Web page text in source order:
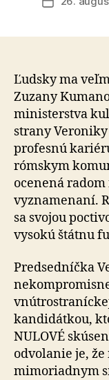
Ľudsky ma
Zuzany
ministerstva
strany
profesnú
rómskym
ocenená
vyznamenaní.
sa svojou
vysokú štátnu
Predsedníčka
kandidátkou,
NULOVÉ
odvolanie je,
mimoriadnym